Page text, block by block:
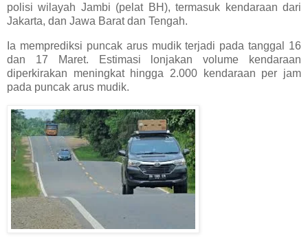
polisi wilayah Jambi (pelat BH), termasuk kendaraan dari
Jakarta, dan Jawa Barat dan Tengah.
Ia memprediksi puncak arus mudik terjadi pada tanggal 16
dan 17 Maret. ​Estimasi lonjakan volume kendaraan
diperkirakan meningkat hingga 2.000 kendaraan per jam
pada puncak arus mudik.